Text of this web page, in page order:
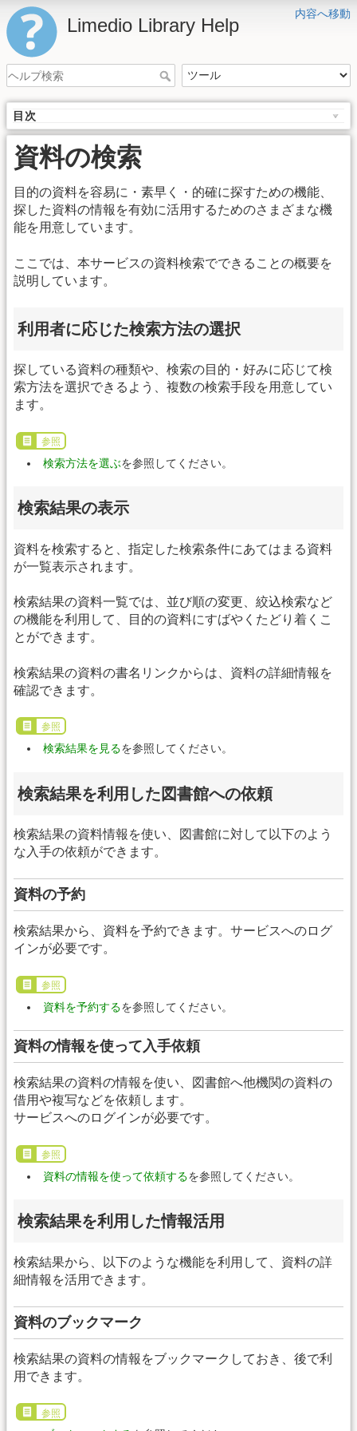
内容へ移動
Limedio Library Help
目次
資料の検索
目的の資料を容易に・素早く・的確に探すための機能、
探した資料の情報を有効に活用するためのさまざまな機
能を用意しています。
ここでは、本サービスの資料検索でできることの概要を
説明しています。
利用者に応じた検索方法の選択
探している資料の種類や、検索の目的・好みに応じて検
索方法を選択できるよう、複数の検索手段を用意してい
ます。
参照
検索方法を選ぶを参照してください。
検索結果の表示
資料を検索すると、指定した検索条件にあてはまる資料
が一覧表示されます。
検索結果の資料一覧では、並び順の変更、絞込検索など
の機能を利用して、目的の資料にすばやくたどり着くこ
とができます。
検索結果の資料の書名リンクからは、資料の詳細情報を
確認できます。
参照
検索結果を見るを参照してください。
検索結果を利用した図書館への依頼
検索結果の資料情報を使い、図書館に対して以下のよう
な入手の依頼ができます。
資料の予約
検索結果から、資料を予約できます。サービスへのログ
インが必要です。
参照
資料を予約するを参照してください。
資料の情報を使って入手依頼
検索結果の資料の情報を使い、図書館へ他機関の資料の
借用や複写などを依頼します。
サービスへのログインが必要です。
参照
資料の情報を使って依頼するを参照してください。
検索結果を利用した情報活用
検索結果から、以下のような機能を利用して、資料の詳
細情報を活用できます。
資料のブックマーク
検索結果の資料の情報をブックマークしておき、後で利
用できます。
参照